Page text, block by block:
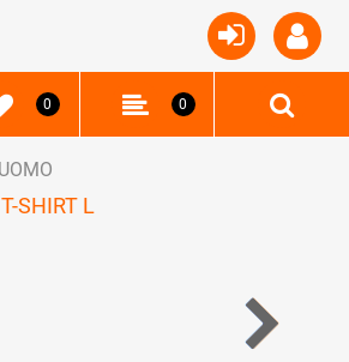
0 0
SHIRT L